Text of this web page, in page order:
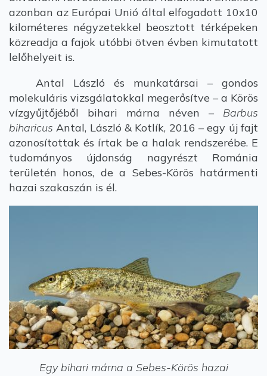
azonban az Európai Unió által elfogadott 10x10
kilométeres négyzetekkel beosztott térképeken
közreadja a fajok utóbbi ötven évben kimutatott
lelőhelyeit is.
Antal László és munkatársai – gondos
molekuláris vizsgálatokkal megerősítve – a Körös
vízgyűjtőjéből bihari márna néven – Barbus
biharicusAntal, László & Kotlík, 2016 – egy új fajt
azonosítottak és írtak be a halak rendszerébe. E
tudományos újdonság nagyrészt Románia
területén honos, de a Sebes-Körös határmenti
hazai szakaszán is él.
Egy bihari márna a Sebes-Körös hazai